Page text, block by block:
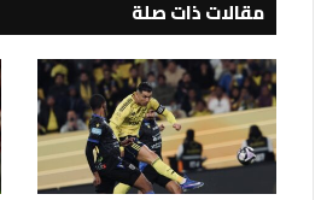
مقالات ذات صلة